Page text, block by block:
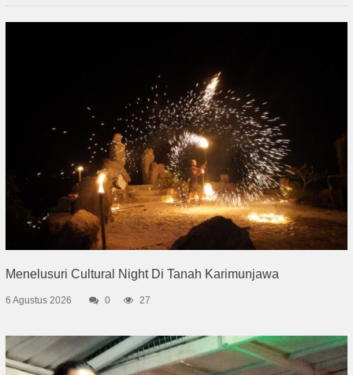
Menelusuri Cultural Night Di Tanah Karimunjawa
6 Agustus 2026 0 27